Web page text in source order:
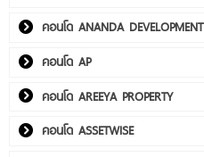
คอนโด ANANDA DEVELOPMENT
คอนโด AP
คอนโด AREEYA PROPERTY
คอนโด ASSETWISE